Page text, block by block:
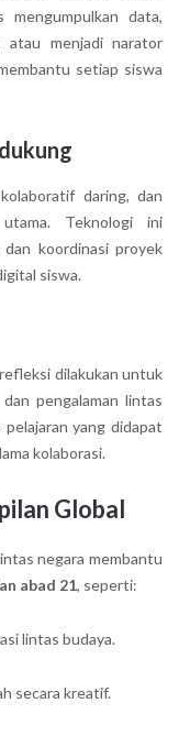
mengumpulkan data,
atau menjadi narator
setiap siswa
daring, dan
Teknologi ini
koordinasi proyek
siswa.
dilakukan untuk
pengalaman lintas
yang didapat
kolaborasi.
Global
negara membantu
abad 21, seperti:
lintas budaya.
secara kreatif.